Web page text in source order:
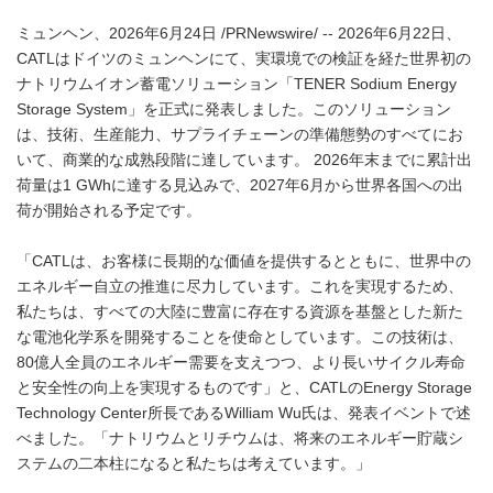
ミュンヘン、2026年6月24日 /PRNewswire/ -- 2026年6月22日、
CATLはドイツのミュンヘンにて、実環境での検証を経た世界初の
ナトリウムイオン蓄電ソリューション「TENER Sodium Energy
Storage System」を正式に発表しました。このソリューション
は、技術、生産能力、サプライチェーンの準備態勢のすべてにお
いて、商業的な成熟段階に達しています。 2026年末までに累計出
荷量は1 GWhに達する見込みで、2027年6月から世界各国への出
荷が開始される予定です。
「CATLは、お客様に長期的な価値を提供するとともに、世界中の
エネルギー自立の推進に尽力しています。これを実現するため、
私たちは、すべての大陸に豊富に存在する資源を基盤とした新た
な電池化学系を開発することを使命としています。この技術は、
80億人全員のエネルギー需要を支えつつ、より長いサイクル寿命
と安全性の向上を実現するものです」と、CATLのEnergy Storage
Technology Center所長であるWilliam Wu氏は、発表イベントで述
べました。「ナトリウムとリチウムは、将来のエネルギー貯蔵シ
ステムの二本柱になると私たちは考えています。」